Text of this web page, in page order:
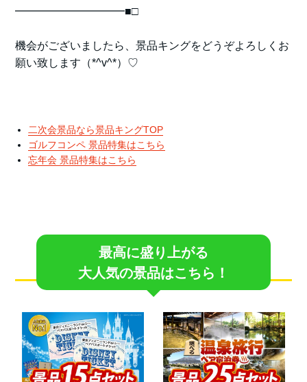
━━━━━━━━━━■□
機会がございましたら、景品キングをどうぞよろしくお
願い致します（*^v^*）♡
二次会景品なら景品キングTOP
ゴルフコンペ 景品特集はこちら
忘年会 景品特集はこちら
最高に盛り上がる
大人気の景品はこちら！